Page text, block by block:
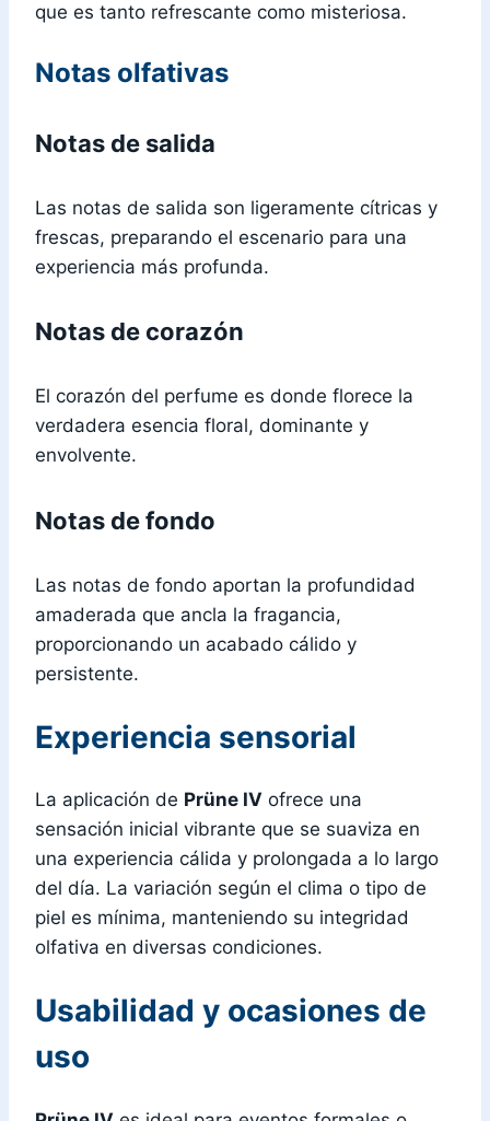
que es tanto refrescante como misteriosa.
Notas olfativas
Notas de salida
Las notas de salida son ligeramente cítricas y
frescas, preparando el escenario para una
experiencia más profunda.
Notas de corazón
El corazón del perfume es donde florece la
verdadera esencia floral, dominante y
envolvente.
Notas de fondo
Las notas de fondo aportan la profundidad
amaderada que ancla la fragancia,
proporcionando un acabado cálido y
persistente.
Experiencia sensorial
La aplicación de Prüne IV ofrece una
sensación inicial vibrante que se suaviza en
una experiencia cálida y prolongada a lo largo
del día. La variación según el clima o tipo de
piel es mínima, manteniendo su integridad
olfativa en diversas condiciones.
Usabilidad y ocasiones de
uso